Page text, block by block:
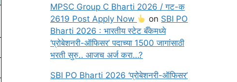
MPSC Group C Bharti 2026 / गट-क
2619 Post Apply Now
on SBI PO
Bharti 2026 : भारतीय स्टेट बँकेमध्ये
‘प्रोबेशनरी-ऑफिसर’ पदाच्या 1500 जागांसाठी
भरती सुरु.. आजच अर्ज करा…?
SBI PO Bharti 2026 ‘प्रोबेशनरी-ऑफिसर’